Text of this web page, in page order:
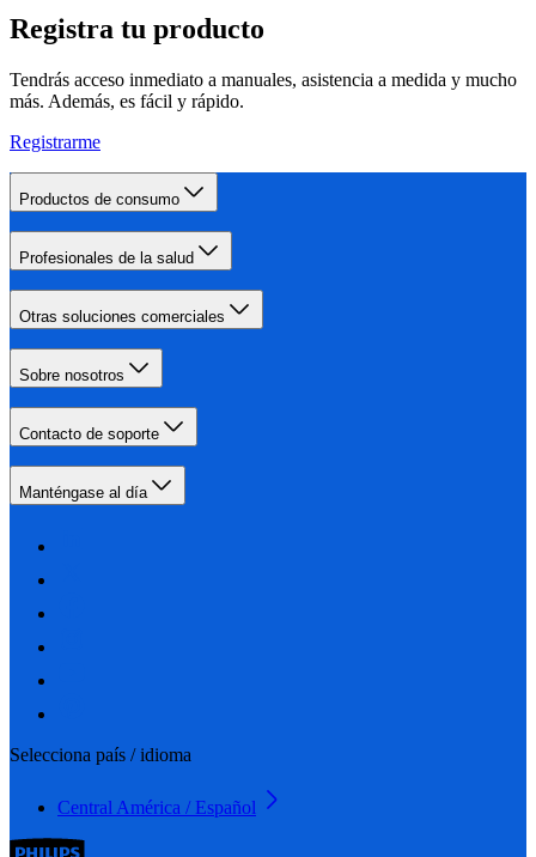
Registra tu producto
Tendrás acceso inmediato a manuales, asistencia a medida y mucho
más. Además, es fácil y rápido.
Registrarme
Productos de consumo
Profesionales de la salud
Otras soluciones comerciales
Sobre nosotros
Contacto de soporte
Manténgase al día
Selecciona país / idioma
Central América / Español